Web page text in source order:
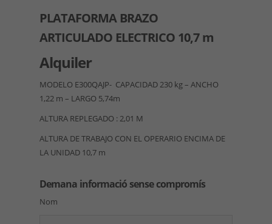
PLATAFORMA BRAZO
ARTICULADO ELECTRICO 10,7 m
Alquiler
MODELO E300QAJP- CAPACIDAD 230 kg – ANCHO
1,22 m – LARGO 5,74m
ALTURA REPLEGADO : 2,01 M
ALTURA DE TRABAJO CON EL OPERARIO ENCIMA DE
LA UNIDAD 10,7 m
Demana informació sense compromís
Nom